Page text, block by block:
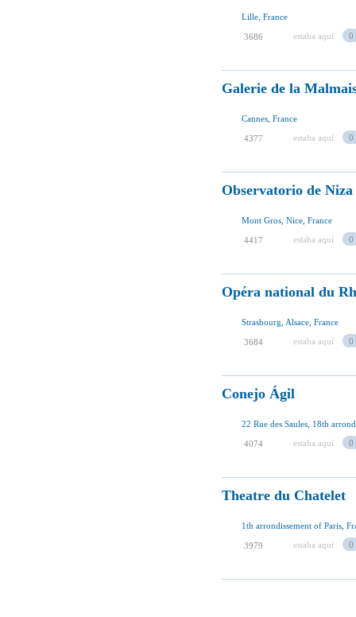
Lille, France
3686 estaba aquí 0
Galerie de la
Cannes, France
4377 estaba aquí 0
Observatorio de Niza
Mont Gros, Nice, France
4417 estaba aquí 0
Opéra national du
Strasbourg, Alsace, France
3684 estaba aquí 0
Conejo Ágil
22 Rue des Saules, 18th
4074 estaba aquí 0
Theatre du Chatelet
1th arrondissement of Paris,
3979 estaba aquí 0